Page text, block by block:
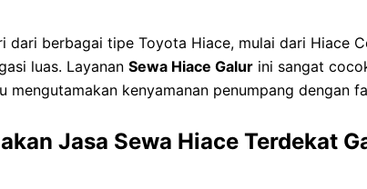
dari berbagai tipe Toyota Hiace, mulai dari Hiace
luas. Layanan Sewa Hiace Galur ini sangat
mengutamakan kenyamanan penumpang dengan
Jasa Sewa Hiace Terdekat